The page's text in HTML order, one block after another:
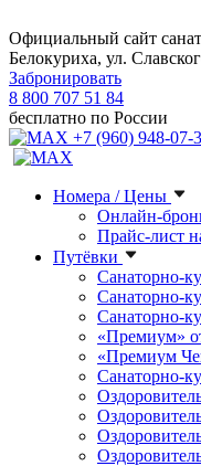
Официальный сайт
Белокуриха, ул.
Забронировать
8 800 707 51 84
бесплатно по России
+7 (960) 948-07-
Номера / Цены
Онлайн-
Прайс-лист
Путёвки
Санаторно-
Санаторно-
Санаторно-
«Премиум»
«Премиум
Санаторно-